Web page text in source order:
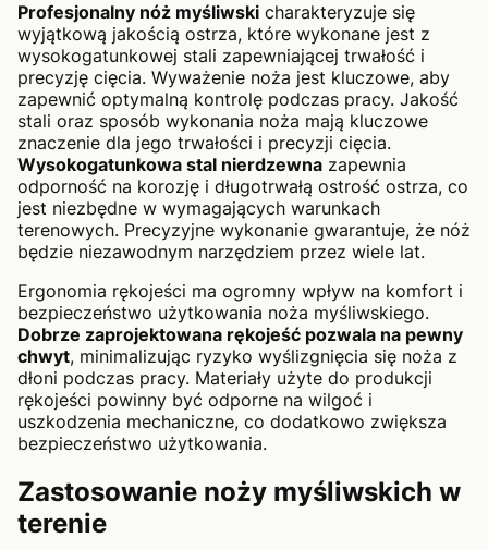
Profesjonalny nóż myśliwski charakteryzuje się
wyjątkową jakością ostrza, które wykonane jest z
wysokogatunkowej stali zapewniającej trwałość i
precyzję cięcia. Wyważenie noża jest kluczowe, aby
zapewnić optymalną kontrolę podczas pracy. Jakość
stali oraz sposób wykonania noża mają kluczowe
znaczenie dla jego trwałości i precyzji cięcia.
Wysokogatunkowa stal nierdzewna zapewnia
odporność na korozję i długotrwałą ostrość ostrza, co
jest niezbędne w wymagających warunkach
terenowych. Precyzyjne wykonanie gwarantuje, że nóż
będzie niezawodnym narzędziem przez wiele lat.
Ergonomia rękojeści ma ogromny wpływ na komfort i
bezpieczeństwo użytkowania noża myśliwskiego.
Dobrze zaprojektowana rękojeść pozwala na pewny
chwyt, minimalizując ryzyko wyślizgnięcia się noża z
dłoni podczas pracy. Materiały użyte do produkcji
rękojeści powinny być odporne na wilgoć i
uszkodzenia mechaniczne, co dodatkowo zwiększa
bezpieczeństwo użytkowania.
Zastosowanie noży myśliwskich w
terenie